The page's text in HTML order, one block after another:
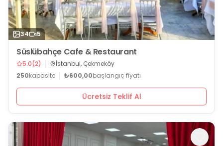
34 5
Süslübahçe Cafe & Restaurant
5.0(2)
İstanbul, Çekmeköy
250kapasite ₺600,00başlangıç fiyatı
Ücretsiz Teklif Al